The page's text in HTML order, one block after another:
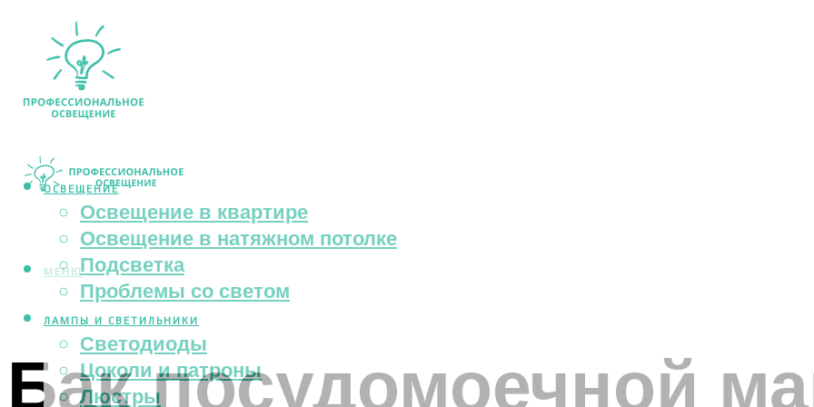
ОСВЕЩЕНИЕ
Освещение в квартире
Освещение в натяжном потолке
Подсветка
Проблемы со светом
ЛАМПЫ И СВЕТИЛЬНИКИ
Светодиоды
Цоколи и патроны
Люстры
МЕНЮ
Бак посудомоечной